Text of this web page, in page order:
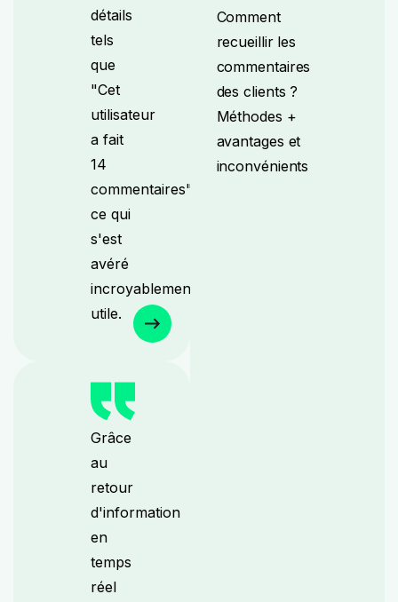
détails
tels
que
"Cet
utilisateur
a fait
14
commentaires",
ce qui
s'est
avéré
incroyablement
utile.
Grâce
au
retour
d'information
en
temps
réel
Comment
recueillir les
commentaires
des clients ?
Méthodes +
avantages et
inconvénients